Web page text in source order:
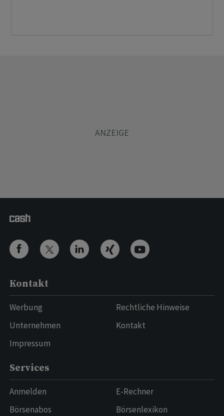
Kontakt
Werbung
Unternehmen
Impressum
Rechtliche Hinweise
Kontakt
Services
Anmelden
Börsenabos
E-Rechner
Börsenlexikon